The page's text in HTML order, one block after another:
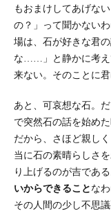
もおまけしてあげな
の？」って聞かない
場は、石が好きな君
な……」と静かに考え
来ない。そのことに
あと、可哀想な石。
で突然石の話を始め
だから、さほど親し
当に石の素晴らしさ
り上げるのが吉であ
いからできること な
その人間の少し不思